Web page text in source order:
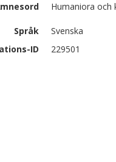
Humaniora
Språk
Svenska
ID
229501